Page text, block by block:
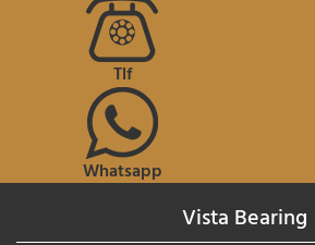
Tlf
Whatsapp
Vista Bearing